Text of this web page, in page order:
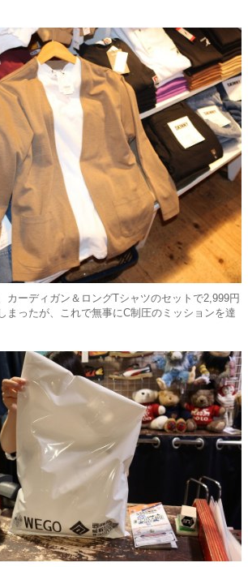
カーディガン＆ロングTシャツのセットで2,999円
まったが、これで無事にC制圧のミッションを達